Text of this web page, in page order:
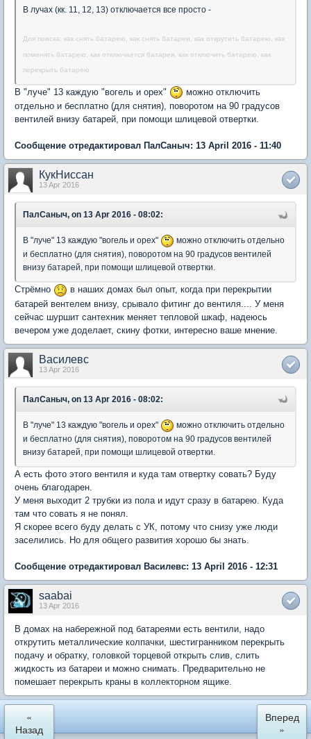
В лучах (кк. 11, 12, 13) отключается все просто -
Для поиска: как снять батарею, как снять батареи, как открутить батарею, как
поменять батарею, как отключается батарея, как отключить батарею, как
перекрыть батарею
В "луче" 13 каждую "вогель и орех"
можно отключить
отдельно и бесплатно (для снятия), поворотом на 90 градусов
вентилей внизу батарей, при помощи шлицевой отвертки.
Сообщение отредактировал ПалСаныч: 13 April 2016 - 11:40
КукНиссан
13 Apr 2016
ПалСаныч, on 13 Apr 2016 - 08:02:
В "луче" 13 каждую "вогель и орех"
можно отключить отдельно
и бесплатно (для снятия), поворотом на 90 градусов вентилей
внизу батарей, при помощи шлицевой отвертки.
Стрёмно
в наших домах был опыт, когда при перекрытии
батарей вентелем внизу, срывало фитинг до вентиля.... У меня
сейчас шуршит сантехник меняет тепловой шкаф, надеюсь
вечером уже доделает, скину фотки, интересно ваше мнение.
Василевс
13 Apr 2016
ПалСаныч, on 13 Apr 2016 - 08:02:
В "луче" 13 каждую "вогель и орех"
можно отключить отдельно
и бесплатно (для снятия), поворотом на 90 градусов вентилей
внизу батарей, при помощи шлицевой отвертки.
А есть фото этого вентиля и куда там отвертку совать? Буду
очень благодарен.
У меня выходит 2 трубки из пола и идут сразу в батарею. Куда
там что совать я не понял.
Я скорее всего буду делать с УК, потому что снизу уже люди
заселились. Но для общего развития хорошо бы знать.
Сообщение отредактировал Василевс: 13 April 2016 - 12:31
saabai
13 Apr 2016
В домах на набережной под батареями есть вентили, надо
открутить металлические колпачки, шестигранником перекрыть
подачу и обратку, головкой торцевой открыть слив, слить
жидкость из батареи и можно снимать. Предварительно не
помешает перекрыть краны в коллекторном ящике.
«
Назад
Вперед
»